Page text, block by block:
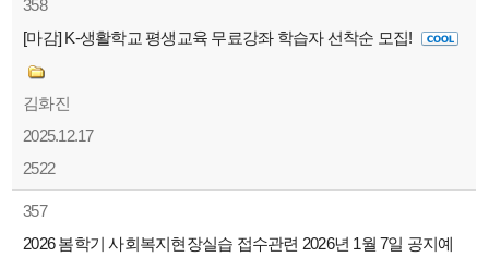
358
[마감] K-생활학교 평생교육 무료강좌 학습자 선착순 모집!
김화진
2025.12.17
2522
357
2026 봄학기 사회복지현장실습 접수관련 2026년 1월 7일 공지예